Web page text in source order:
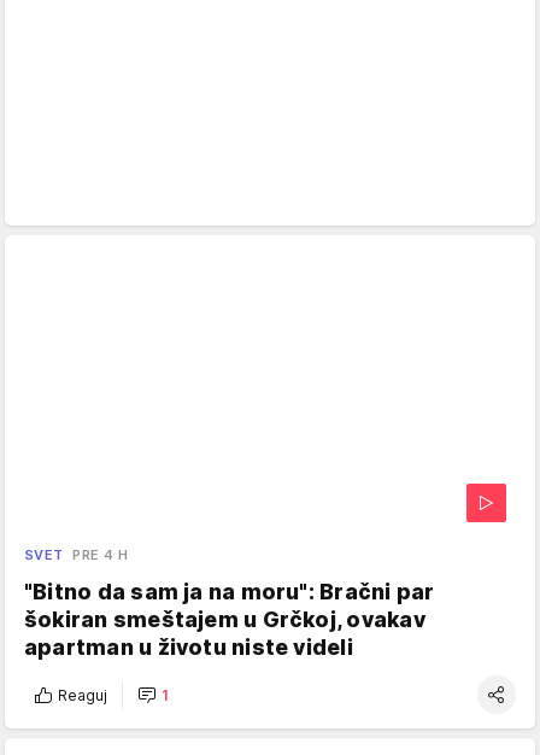
SVET PRE 4 H
"Bitno da sam ja na moru": Bračni par
šokiran smeštajem u Grčkoj, ovakav
apartman u životu niste videli
Reaguj 1